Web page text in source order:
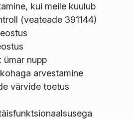
kui meile kuulub
(veateade 391144)
ümar nupp
arvestamine
värvide toetus